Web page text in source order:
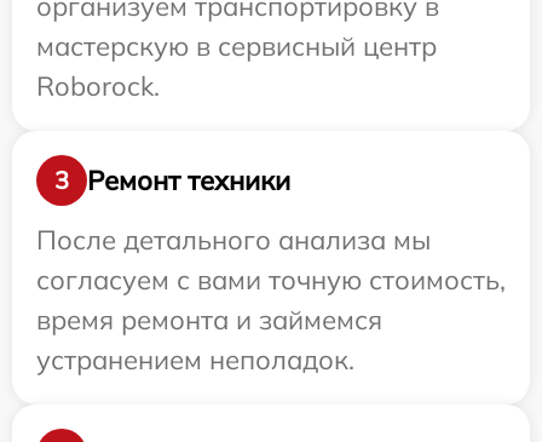
мастерскую в сервисный центр
Roborock.
3
Ремонт техники
После детального анализа мы
согласуем с вами точную стоимость,
время ремонта и займемся
устранением неполадок.